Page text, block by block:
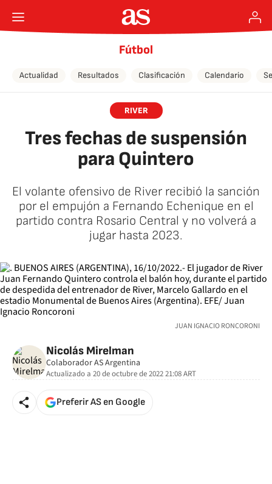
Fútbol
Actualidad Resultados Clasificación Calendario
RIVER
Tres fechas de suspensión
para Quintero
El volante ofensivo de River recibió la sanción
por el empujón a Fernando Echenique en el
partido contra Rosario Central y no volverá a
jugar hasta 2023.
JUAN IGNACIO RONCORONI
Nicolás Mirelman
Colaborador AS Argentina
Actualizado a 20 de octubre de 2022 21:08ART
Preferir AS en Google